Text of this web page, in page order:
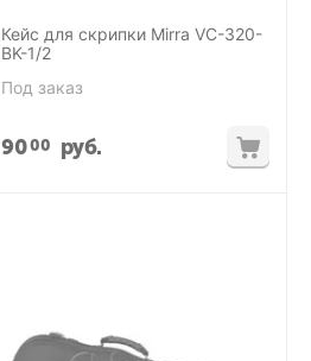
Кейс для скрипки Mirra VC-320-
BK-1/2
Под заказ
9000 руб.